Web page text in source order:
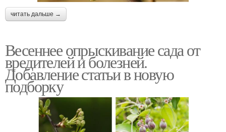
читать дальше →
Весеннее опрыскивание сада от
вредителей и болезней.
Добавление статьи в новую
подборку